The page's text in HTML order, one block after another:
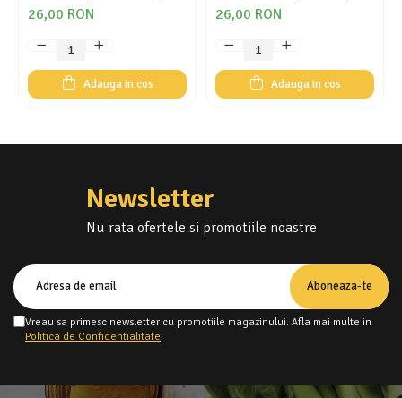
26,00 RON
Adauga in cos
26,00 RON
Adauga in cos
Newsletter
Nu rata ofertele si promotiile noastre
Vreau sa primesc newsletter cu promotiile magazinului. Afla mai multe in
Politica de Confidentialitate